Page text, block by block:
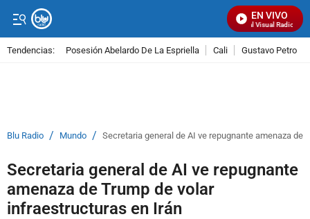
EN VIVO
Señal Visual Radio
Tendencias: Posesión Abelardo De La Espriella Cali Gustavo Petro
Blu Radio / Mundo / Secretaria general de AI ve repugnante amenaza de
Secretaria general de AI ve repugnante
amenaza de Trump de volar
infraestructuras en Irán